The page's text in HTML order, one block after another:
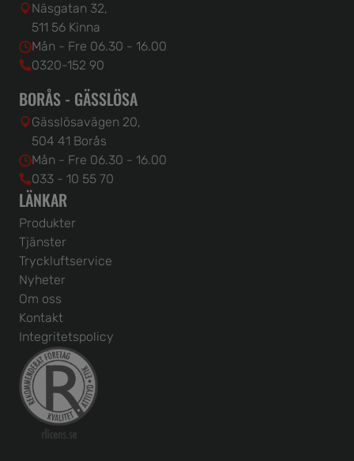
Näsgatan 32,
511 56 Kinna
Mån - Fre 06.30 - 16.00
0320-152 90
BORÅS - GÄSSLÖSA
Gässlösavägen 20,
504 41 Borås
Mån - Fre 06.30 - 16.00
033 - 10 55 70
LÄNKAR
Produkter
Tjänster
Tryckluftservice
Nyheter
Om oss
Kontakt
Integritetspolicy